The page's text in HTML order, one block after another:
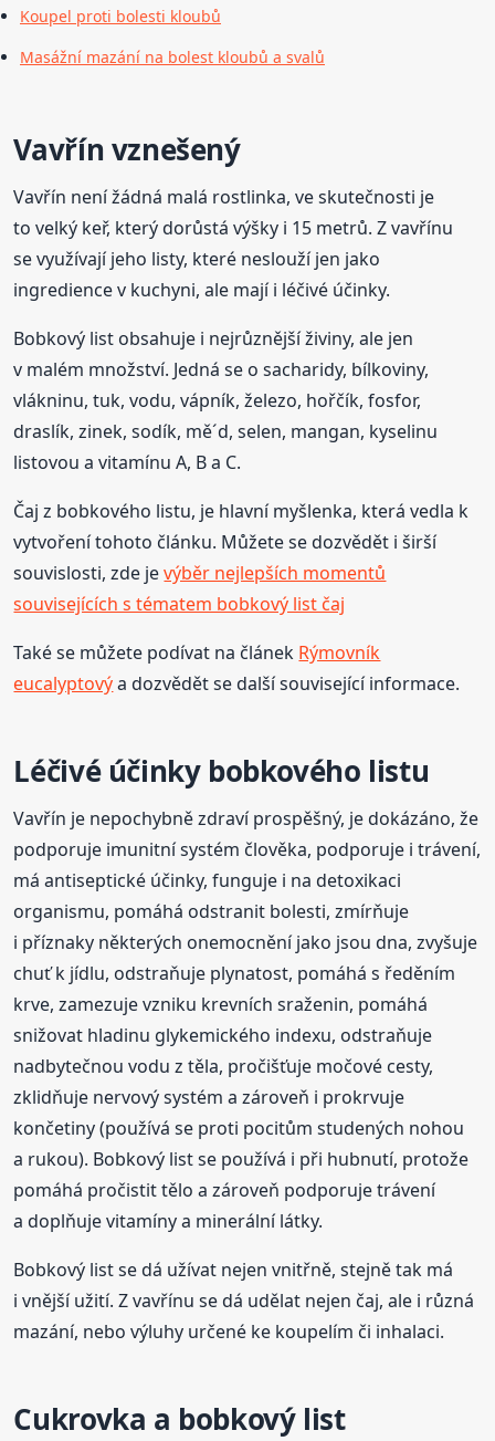
Koupel proti bolesti kloubů
Masážní mazání na bolest kloubů a svalů
Vavřín vznešený
Vavřín není žádná malá rostlinka, ve skutečnosti je
to velký keř, který dorůstá výšky i 15 metrů. Z vavřínu
se využívají jeho listy, které neslouží jen jako
ingredience v kuchyni, ale mají i léčivé účinky.
Bobkový list obsahuje i nejrůznější živiny, ale jen
v malém množství. Jedná se o sacharidy, bílkoviny,
vlákninu, tuk, vodu, vápník, železo, hořčík, fosfor,
draslík, zinek, sodík, mě´d, selen, mangan, kyselinu
listovou a vitamínu A, B a C.
Čaj z bobkového listu, je hlavní myšlenka, která vedla k
vytvoření tohoto článku. Můžete se dozvědět i širší
souvislosti, zde jevýběr nejlepších momentů
souvisejících s tématem bobkový list čaj
Také se můžete podívat na článek Rýmovník
eucalyptovýa dozvědět se další související informace.
Léčivé účinky bobkového listu
Vavřín je nepochybně zdraví prospěšný, je dokázáno, že
podporuje imunitní systém člověka, podporuje i trávení,
má antiseptické účinky, funguje i na detoxikaci
organismu, pomáhá odstranit bolesti, zmírňuje
i příznaky některých onemocnění jako jsou dna, zvyšuje
chuť k jídlu, odstraňuje plynatost, pomáhá s ředěním
krve, zamezuje vzniku krevních sraženin, pomáhá
snižovat hladinu glykemického indexu, odstraňuje
nadbytečnou vodu z těla, pročišťuje močové cesty,
zklidňuje nervový systém a zároveň i prokrvuje
končetiny (používá se proti pocitům studených nohou
a rukou). Bobkový list se používá i při hubnutí, protože
pomáhá pročistit tělo a zároveň podporuje trávení
a doplňuje vitamíny a minerální látky.
Bobkový list se dá užívat nejen vnitřně, stejně tak má
i vnější užití. Z vavřínu se dá udělat nejen čaj, ale i různá
mazání, nebo výluhy určené ke koupelím či inhalaci.
Cukrovka a bobkový list